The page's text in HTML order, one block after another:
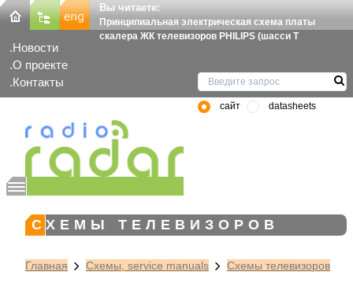
Вы читаете:
Принципиальная электрическая схема платы
скалера ЖК телевизоров PHILIPS (шасси T
Новости
О проекте
Контакты
сайт datasheets
СХЕМЫ ТЕЛЕВИЗОРОВ
Главная Схемы, service manuals Схемы телевизоров